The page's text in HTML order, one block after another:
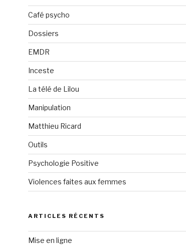
Café psycho
Dossiers
EMDR
Inceste
La télé de Lilou
Manipulation
Matthieu Ricard
Outils
Psychologie Positive
Violences faites aux femmes
ARTICLES RÉCENTS
Mise en ligne